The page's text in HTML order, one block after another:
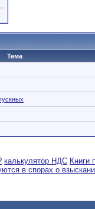
Тема
калькулятор НДС Книги
в спорах о